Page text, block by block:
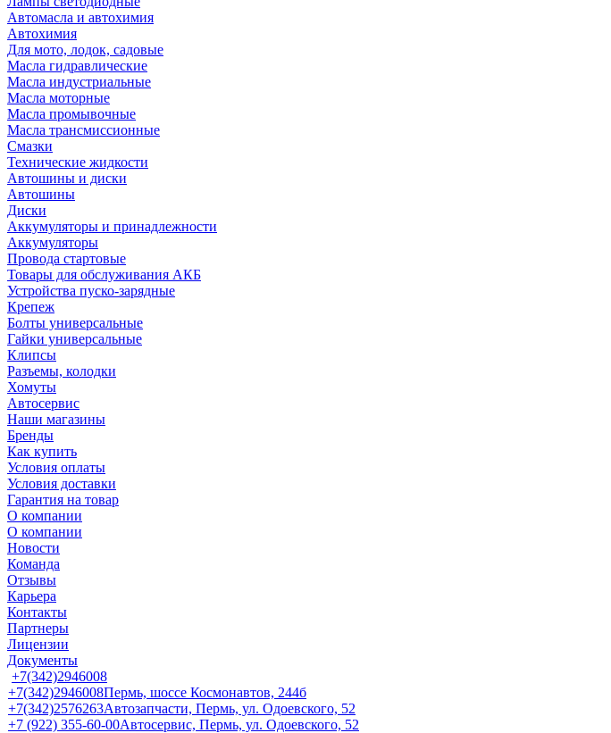
Автомасла и автохимия
Автохимия
Для мото, лодок, садовые
Масла гидравлические
Масла индустриальные
Масла моторные
Масла промывочные
Масла трансмиссионные
Смазки
Технические жидкости
Автошины и диски
Автошины
Диски
Аккумуляторы и принадлежности
Аккумуляторы
Провода стартовые
Товары для обслуживания АКБ
Устройства пуско-зарядные
Крепеж
Болты универсальные
Гайки универсальные
Клипсы
Разъемы, колодки
Хомуты
Автосервис
Наши магазины
Бренды
Как купить
Условия оплаты
Условия доставки
Гарантия на товар
О компании
О компании
Новости
Команда
Отзывы
Карьера
Контакты
Партнеры
Лицензии
Документы
+7(342)2946008
+7(342)2946008Пермь, шоссе Космонавтов, 244б
+7(342)2576263Автозапчасти, Пермь, ул. Одоевского, 52
+7 (922) 355-60-00Автосервис, Пермь, ул. Одоевского, 52